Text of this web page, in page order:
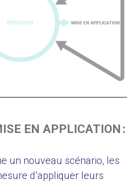
EN APPLICATION :
un nouveau scénario, les
d’appliquer leurs